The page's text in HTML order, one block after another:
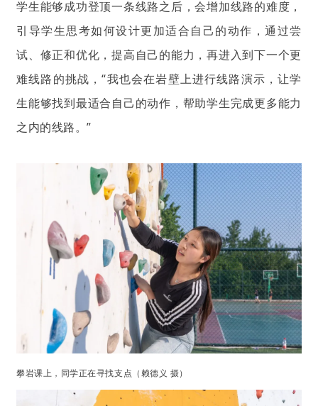
学生能够成功登顶一条线路之后，会增加线路的难度，
引导学生思考如何设计更加适合自己的动作，通过尝
试、修正和优化，提高自己的能力，再进入到下一个更
难线路的挑战，“我也会在岩壁上进行线路演示，让学
生能够找到最适合自己的动作，帮助学生完成更多能力
之内的线路。”
攀岩课上，同学正在寻找支点（赖德义 摄）